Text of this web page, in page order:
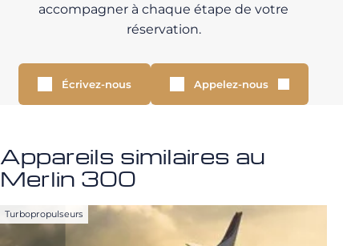
accompagner à chaque étape de votre
réservation.
Écrivez-nous Appelez-nous
Appareils similaires au
Merlin 300
Turbopropulseurs